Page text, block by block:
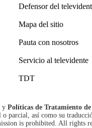
Defensor del
Mapa del sitio
Pauta con nosotros
Servicio al televidente
TDT
y Políticas de Tratamiento
parcial, así como su
is prohibited. All rights